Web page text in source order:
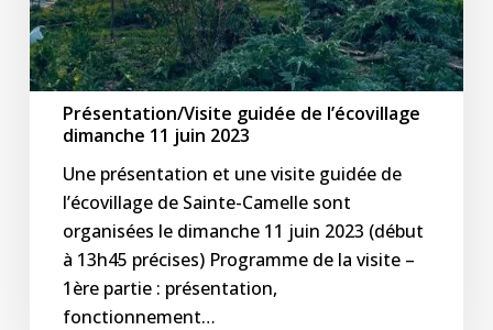
juin
2023
Présentation/Visite guidée de l’écovillage
dimanche 11 juin 2023
Une présentation et une visite guidée de
l’écovillage de Sainte-Camelle sont
organisées le dimanche 11 juin 2023 (début
à 13h45 précises) Programme de la visite –
1ère partie : présentation,
fonctionnement…